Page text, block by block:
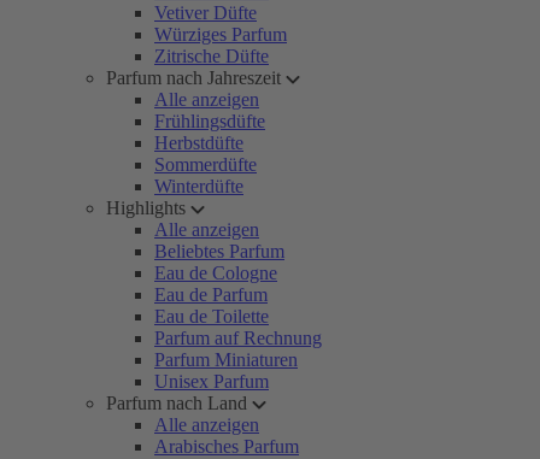
Vetiver Düfte
Würziges Parfum
Zitrische Düfte
Parfum nach Jahreszeit
Alle anzeigen
Frühlingsdüfte
Herbstdüfte
Sommerdüfte
Winterdüfte
Highlights
Alle anzeigen
Beliebtes Parfum
Eau de Cologne
Eau de Parfum
Eau de Toilette
Parfum auf Rechnung
Parfum Miniaturen
Unisex Parfum
Parfum nach Land
Alle anzeigen
Arabisches Parfum